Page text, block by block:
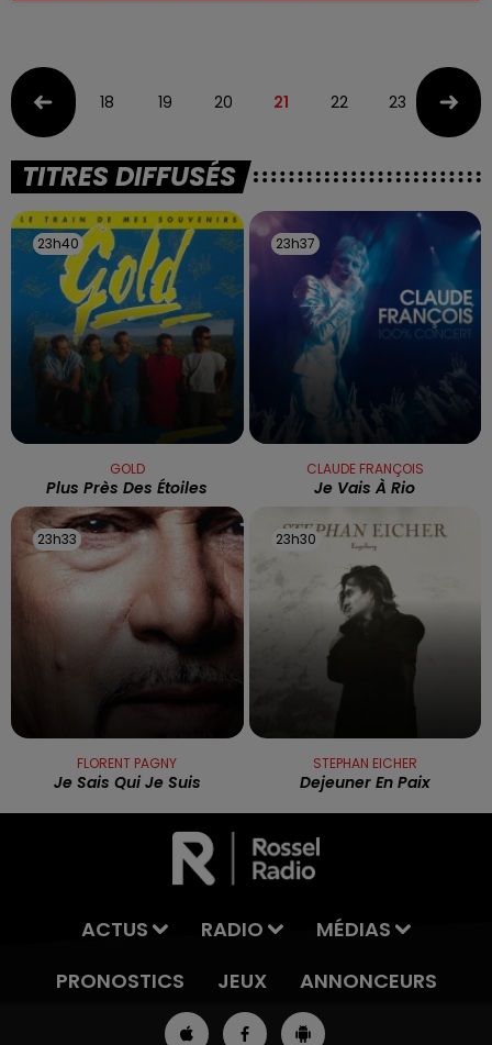
18 19 20 21 22 23 24
TITRES DIFFUSÉS
23h40
23h40
GOLD
Plus Près Des Étoiles
23h37
23h37
CLAUDE FRANÇOIS
Je Vais À Rio
23h33
23h33
FLORENT PAGNY
Je Sais Qui Je Suis
23h30
23h30
STEPHAN EICHER
Dejeuner En Paix
ACTUS RADIO
MÉDIAS
PRONOSTICS
JEUX ANNONCEURS